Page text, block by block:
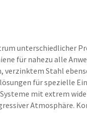
unterschiedlicher
für nahezu alle
Stahl
für spezielle
mit extrem
Atmosphäre.